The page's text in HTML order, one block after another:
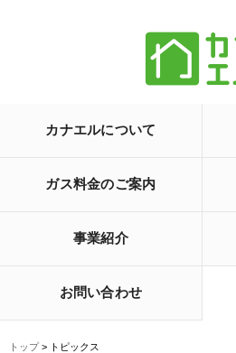
カナエルについて
ガス料金のご案内
事業紹介
お問い合わせ
トップ> トピックス